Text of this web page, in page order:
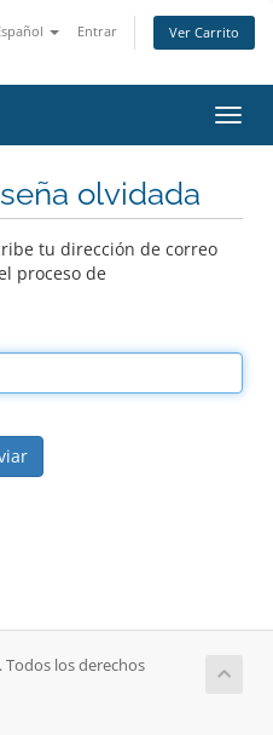
Entrar Ver Carrito
olvidada
tu dirección de correo
proceso de
Todos los derechos